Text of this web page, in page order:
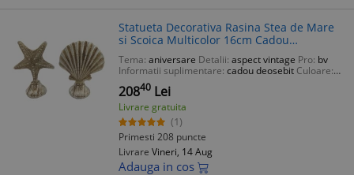
Statueta Decorativa Rasina Stea de Mare
si Scoica Multicolor 16cm Cadou
Aniversare Vintage
Tema: aniversare Detalii: aspect vintage Pro: bv
Informatii suplimentare: cadou deosebit Culoare:
multicolor
20840 Lei
Livrare gratuita
(1)
Primesti 208 puncte
Livrare Vineri, 14 Aug
Adauga in cos